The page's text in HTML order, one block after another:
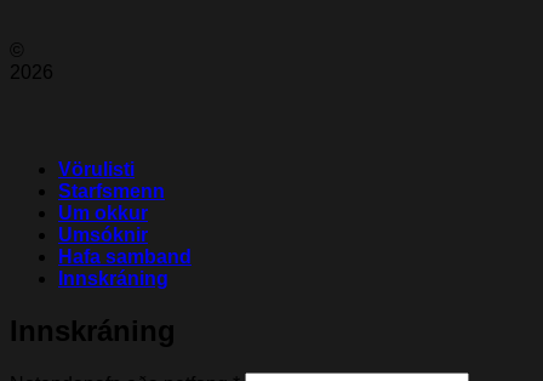
©
2026
Vörulisti
Starfsmenn
Um okkur
Umsóknir
Hafa samband
Innskráning
Innskráning